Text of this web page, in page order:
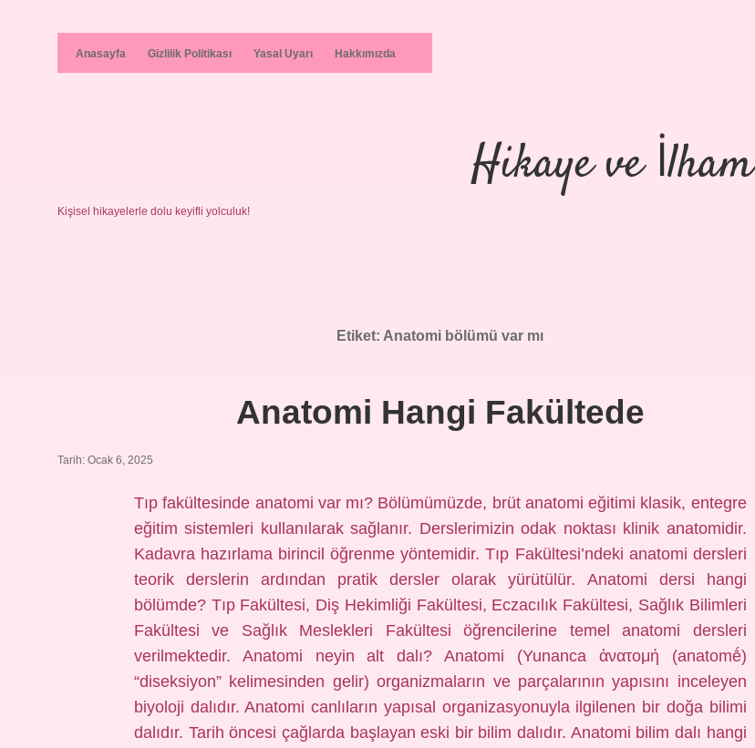
Anasayfa Gizlilik Politikası Yasal Uyarı Hakkımızda
Hikaye ve İlham
Kişisel hikayelerle dolu keyifli yolculuk!
Etiket: Anatomi bölümü var mı
Anatomi Hangi Fakültede
Tarih: Ocak 6, 2025
Tıp fakültesinde anatomi var mı? Bölümümüzde, brüt anatomi eğitimi klasik, entegre
eğitim sistemleri kullanılarak sağlanır. Derslerimizin odak noktası klinik anatomidir.
Kadavra hazırlama birincil öğrenme yöntemidir. Tıp Fakültesi’ndeki anatomi dersleri
teorik derslerin ardından pratik dersler olarak yürütülür. Anatomi dersi hangi
bölümde? Tıp Fakültesi, Diş Hekimliği Fakültesi, Eczacılık Fakültesi, Sağlık Bilimleri
Fakültesi ve Sağlık Meslekleri Fakültesi öğrencilerine temel anatomi dersleri
verilmektedir. Anatomi neyin alt dalı? Anatomi (Yunanca ἀνατομή (anatomḗ)
“diseksiyon” kelimesinden gelir) organizmaların ve parçalarının yapısını inceleyen
biyoloji dalıdır. Anatomi canlıların yapısal organizasyonuyla ilgilenen bir doğa bilimi
dalıdır. Tarih öncesi çağlarda başlayan eski bir bilim dalıdır. Anatomi bilim dalı hangi